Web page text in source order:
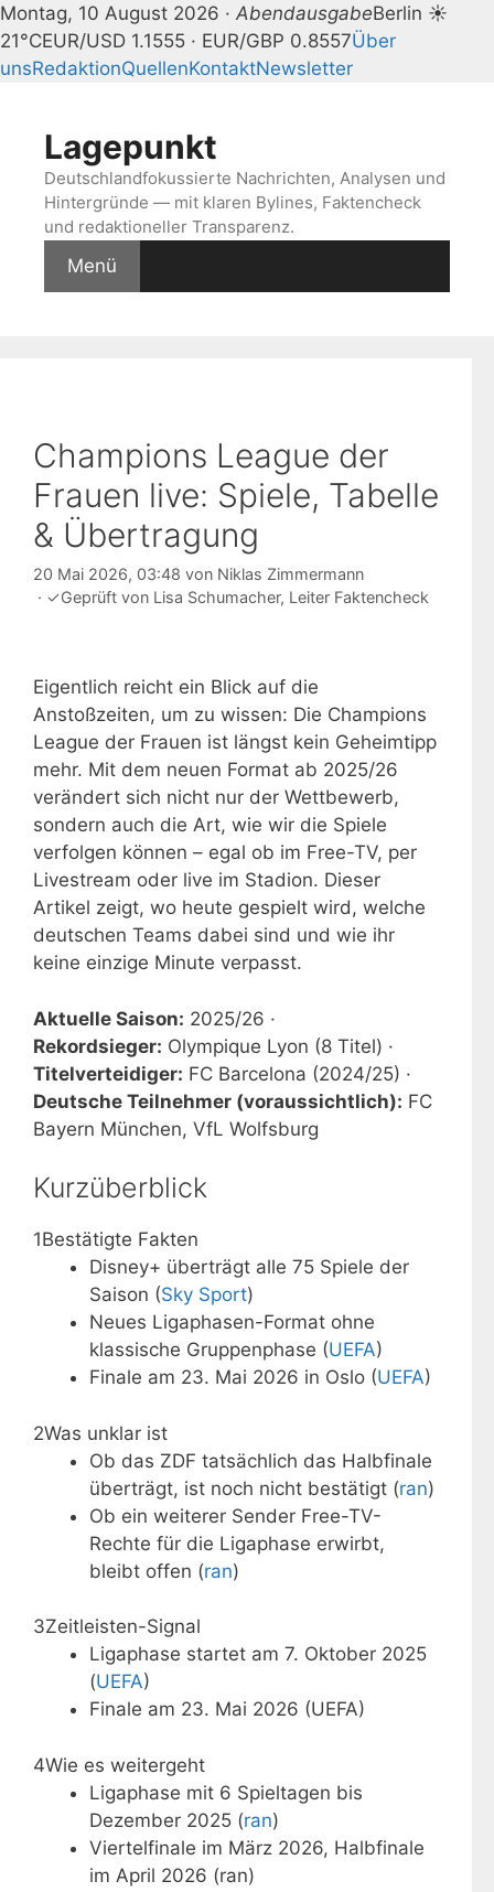
Montag, 10 August 2026 · AbendausgabeBerlin ☀
21°CEUR/USD 1.1555 · EUR/GBP 0.8557Über
unsRedaktionQuellenKontaktNewsletter
springenLagepunkt
Deutschlandfokussierte Nachrichten, Analysen und
Hintergründe — mit klaren Bylines, Faktencheck
und redaktioneller Transparenz.
Menü
Champions League der
Frauen live: Spiele, Tabelle
& Übertragung
20 Mai 2026, 03:48 von Niklas Zimmermann
· ✓Geprüft von Lisa Schumacher, Leiter Faktencheck
Eigentlich reicht ein Blick auf die
Anstoßzeiten, um zu wissen: Die Champions
League der Frauen ist längst kein Geheimtipp
mehr. Mit dem neuen Format ab 2025/26
verändert sich nicht nur der Wettbewerb,
sondern auch die Art, wie wir die Spiele
verfolgen können – egal ob im Free-TV, per
Livestream oder live im Stadion. Dieser
Artikel zeigt, wo heute gespielt wird, welche
deutschen Teams dabei sind und wie ihr
keine einzige Minute verpasst.
Aktuelle Saison: 2025/26 ·
Rekordsieger: Olympique Lyon (8 Titel) ·
Titelverteidiger: FC Barcelona (2024/25) ·
Deutsche Teilnehmer (voraussichtlich): FC
Bayern München, VfL Wolfsburg
Kurzüberblick
1Bestätigte Fakten
Disney+ überträgt alle 75 Spiele der
Saison (Sky Sport)
Neues Ligaphasen-Format ohne
klassische Gruppenphase (UEFA)
Finale am 23. Mai 2026 in Oslo (UEFA)
2Was unklar ist
Ob das ZDF tatsächlich das Halbfinale
überträgt, ist noch nicht bestätigt (ran)
Ob ein weiterer Sender Free-TV-
Rechte für die Ligaphase erwirbt,
bleibt offen (ran)
3Zeitleisten-Signal
Ligaphase startet am 7. Oktober 2025
(UEFA)
Finale am 23. Mai 2026 (UEFA)
4Wie es weitergeht
Ligaphase mit 6 Spieltagen bis
Dezember 2025 (ran)
Viertelfinale im März 2026, Halbfinale
im April 2026 (ran)